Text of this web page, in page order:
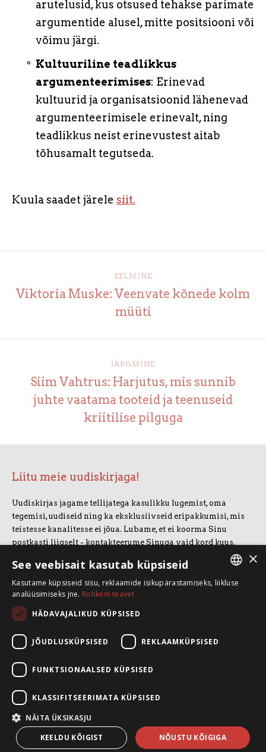
arutelusid, kus otsused tehakse parimate
argumentide alusel, mitte positsiooni või
võimu järgi.
Kultuuriline teadlikkus
argumenteerimises: Erinevad
kultuurid ja organisatsioonid lähenevad
argumenteerimisele erinevalt, ning
teadlikkus neist erinevustest aitab
tõhusamalt tegutseda.
Kuula saadet järele siit.
EELMINE
Viktoria Muske: Veenvate kõnede kolm
müüti
JÄRGMINE
Siim Vahtrus: Harjutus, mis sunnib
juhte vaatama tooteid ja teenuseid
kriitilise pilguga
Liitu meie uudiskirjaga!
Uudiskirjas jagame tellijatega kasulikku lugemist, oma
tegemisi, uudiseid ning ka eksklusiivseid eripakkumisi, mis
teistesse kanalitesse ei jõua. Lubame, et ei koorma Sinu
postkasti liigselt - kontakteerume Sinuga vaid kord kuus.
LIITUN UUDISKIRJAGA
Koolitusruum ja kontor: Telliskivi 60/A3, 10412 Tallinn
+372 5388 4854
info@speaksmart.ee
Leia meid sotsiaalmeediast:
Facebook
LinkedIn
Instagram
×
See veebisait kasutab küpsiseid
Kasutame küpsiseid sisu, reklaamide isikupärastamiseks, liikluse
analüüsimiseks jne. Rohkem teavet
HÄDAVAJALIKUD KÜPSISED
JÕUDLUSKÜPSISED REKLAAMKÜPSISED
FUNKTSIONAALSED KÜPSISED
KLASSIFITSEERIMATA KÜPSISED
NÄITA ÜKSIKASJU
NÕUSTU KÕIGIGA
KEELDU KÕIGIST